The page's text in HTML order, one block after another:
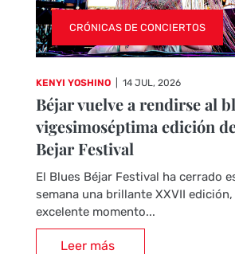
CRÓNICAS DE CONCIERTOS
KENYI YOSHINO 14 JUL, 2026
Béjar vuelve a rendirse al
vigesimoséptima edición
Bejar Festival
El Blues Béjar Festival ha cerrado
semana una brillante XXVII
excelente momento...
Leer más